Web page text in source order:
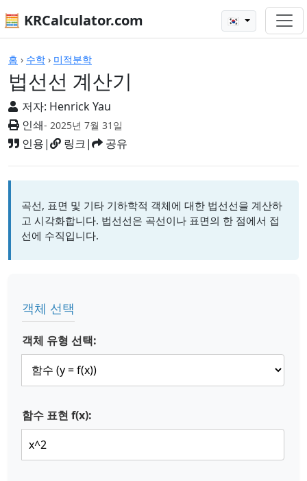
🧮 KRCalculator.com 🇰🇷
홈 › 수학 › 미적분학
법선선 계산기
저자: Henrick Yau
인쇄- 2025년 7월 31일
인용| 링크| 공유
계산기
곡선, 표면 및 기타 기하학적 객체에 대한 법선선을 계산하
고 시각화합니다. 법선선은 곡선이나 표면의 한 점에서 접
선에 수직입니다.
객체 선택
객체 유형 선택:
함수 표현 f(x):